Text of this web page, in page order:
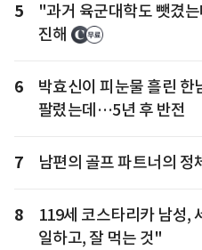
5
"과거 육군대학도 뺏겼
진해
6
박효신이 피눈물 흘린 한
팔렸는데…5년 후 반전
7 남편의 골프 파트너의 정
8
119세 코스타리카 남성
일하고, 잘 먹는 것"